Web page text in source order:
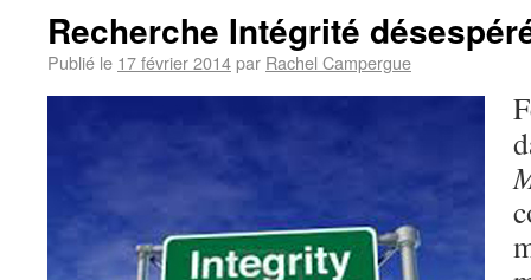
Recherche Intégrité
Publié le 17 février 2014par Rachel Campergue